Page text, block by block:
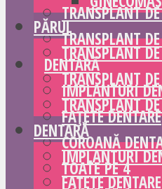
TRANSPLANT
TRANSPLANT
DENTARĂ
IMPLANTURI
FAȚETE DENTARE
COROANĂ
TOATE PE 4
PĂRUL
TRANSPLANT
TRANSPLANT
TRANSPLANT
DENTARĂ
IMPLANTURI
FAȚETE DENTARE